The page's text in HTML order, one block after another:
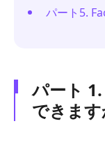
パート5.
パート
できます